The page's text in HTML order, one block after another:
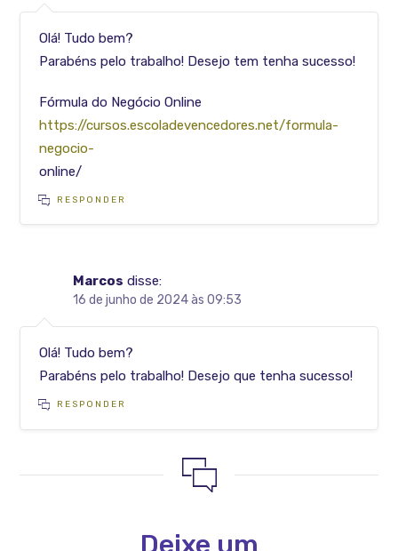
Olá! Tudo bem?
Parabéns pelo trabalho! Desejo tem tenha sucesso!
Fórmula do Negócio Online
https://cursos.escoladevencedores.net/formula-
negocio-
online/
RESPONDER
Marcos disse:
16 de junho de 2024 às 09:53
Olá! Tudo bem?
Parabéns pelo trabalho! Desejo que tenha sucesso!
RESPONDER
Deixe um